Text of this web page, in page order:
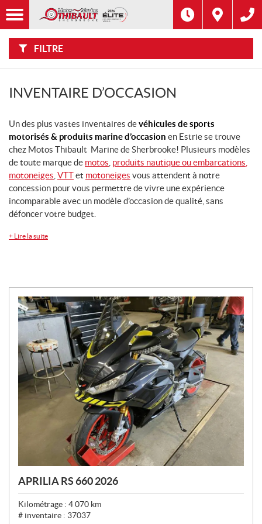
FILTRE
F
I
L
T
Options
Filtre
Catégorie
Prix
Modèle
CHERCHER
Inventaire
CHERCHER
INVENTAIRE D’OCCASION
Un des plus vastes inventaires devéhicules de sports
motorisés & produits marine d’occasion en Estrie se trouve
chez Motos Thibault Marine de Sherbrooke! Plusieurs modèles
de toute marque de motos produits nautique ou embarcations
motoneiges VTTet motoneiges vous attendent à notre
concession pour vous permettre de vivre une expérience
incomparable avec un modèle d’occasion de qualité, sans
défoncer votre budget.
+ Lire la suite
APRILIA RS 660 2026
Kilométrage : 4 070 km
# inventaire : 37037